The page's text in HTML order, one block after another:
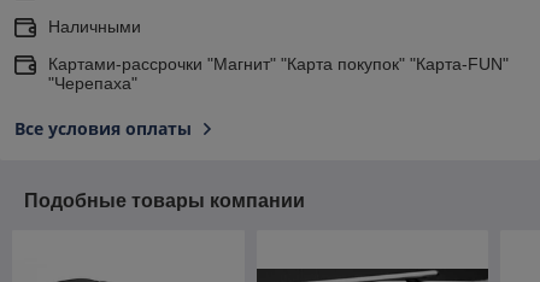
Наличными
Картами-рассрочки "Магнит" "Карта покупок" "Карта-FUN"
"Черепаха"
Все условия оплаты
Подобные товары компании